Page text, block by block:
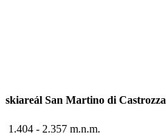
skiareál San Martino di Castrozza
1.404 - 2.357 m.n.m.